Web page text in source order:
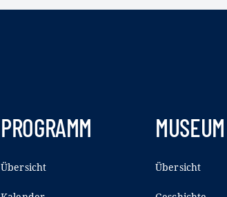
PROGRAMM
Übersicht
MUSEUM
Übersicht